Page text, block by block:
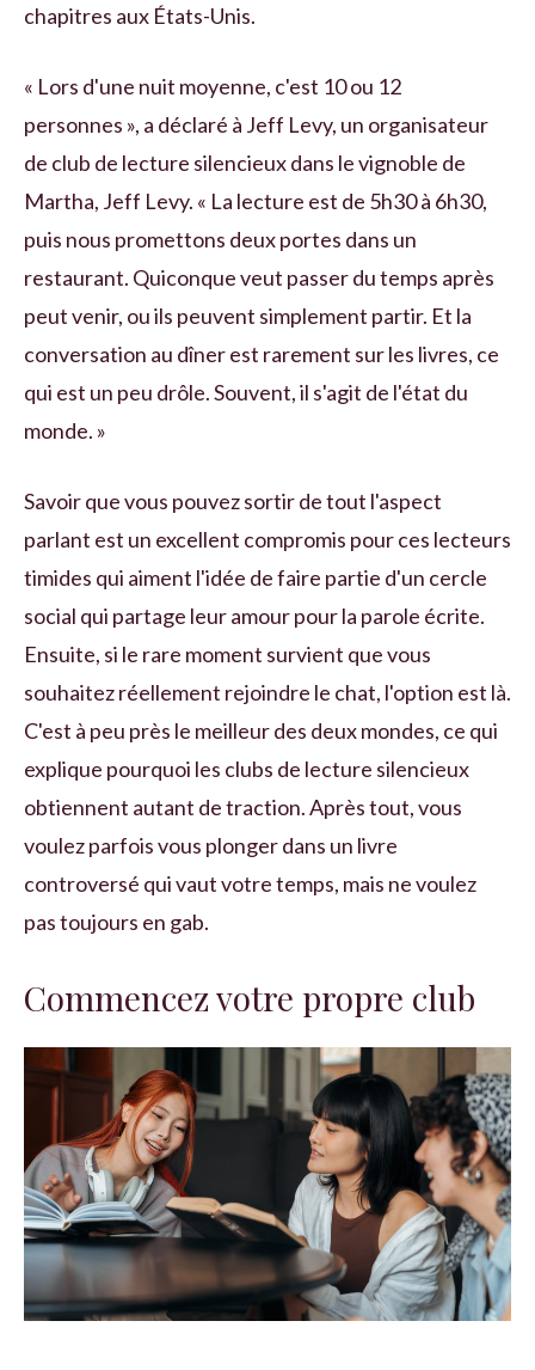
chapitres aux États-Unis.
« Lors d'une nuit moyenne, c'est 10 ou 12
personnes », a déclaré à Jeff Levy, un organisateur
de club de lecture silencieux dans le vignoble de
Martha, Jeff Levy. « La lecture est de 5h30 à 6h30,
puis nous promettons deux portes dans un
restaurant. Quiconque veut passer du temps après
peut venir, ou ils peuvent simplement partir. Et la
conversation au dîner est rarement sur les livres, ce
qui est un peu drôle. Souvent, il s'agit de l'état du
monde. »
Savoir que vous pouvez sortir de tout l'aspect
parlant est un excellent compromis pour ces lecteurs
timides qui aiment l'idée de faire partie d'un cercle
social qui partage leur amour pour la parole écrite.
Ensuite, si le rare moment survient que vous
souhaitez réellement rejoindre le chat, l'option est là.
C'est à peu près le meilleur des deux mondes, ce qui
explique pourquoi les clubs de lecture silencieux
obtiennent autant de traction. Après tout, vous
voulez parfois vous plonger dans un livre
controversé qui vaut votre temps, mais ne voulez
pas toujours en gab.
Commencez votre propre club